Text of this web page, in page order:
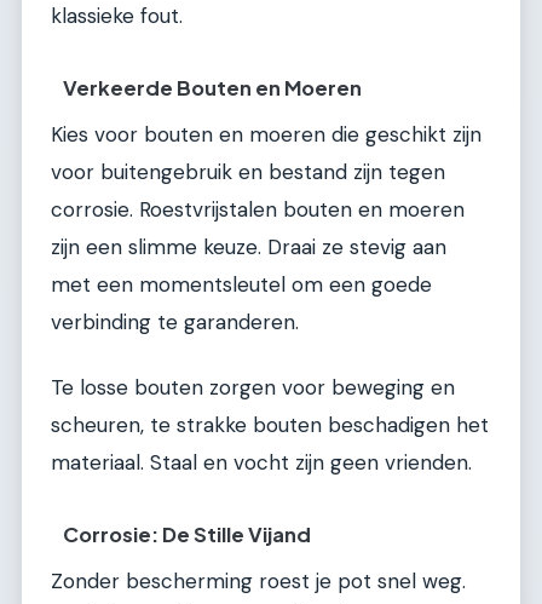
klassieke fout.
Verkeerde Bouten en Moeren
Kies voor bouten en moeren die geschikt zijn
voor buitengebruik en bestand zijn tegen
corrosie. Roestvrijstalen bouten en moeren
zijn een slimme keuze. Draai ze stevig aan
met een momentsleutel om een goede
verbinding te garanderen.
Te losse bouten zorgen voor beweging en
scheuren, te strakke bouten beschadigen het
materiaal. Staal en vocht zijn geen vrienden.
Corrosie: De Stille Vijand
Zonder bescherming roest je pot snel weg.